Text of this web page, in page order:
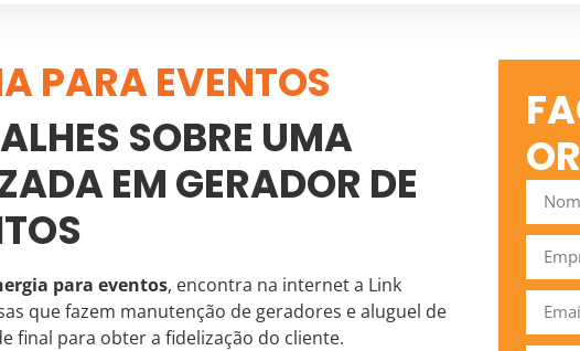
PARA EVENTOS
SOBRE UMA
EM GERADOR DE
para eventos, encontra na internet a Link
que fazem manutenção de geradores e aluguel de
final para obter a fidelização do cliente.